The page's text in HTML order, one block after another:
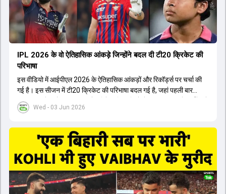
Wed - 03 Jun 2026
IPL 2026 के वो ऐतिहासिक आंकड़े जिन्होंने बदल दी टी20 क्रिकेट की
परिभाषा
इस वीडियो में आईपीएल 2026 के ऐतिहासिक आंकड़ों और रिकॉर्ड्स पर चर्चा की
गई है। इस सीजन में टी20 क्रिकेट की परिभाषा बदल गई है, जहां पहली बार
भारतीय बल्लेबाजों का स्ट्राइक रेट विदेशी खिलाड़ियों से ज्यादा रहा। पूरे टूर्नामेंट में
1426 छक्के लगे और 65 बार टीमों ने 200 से ज्यादा का स्कोर बनाया, जो एक
स्ट्राइक रेट के साथ मोस्ट वैल्युएबल प्लेयर का खिताब जीता। इसके अलावा पंजाब
और बेंगलुरु के प्रदर्शन के साथ-साथ लक्ष्य का पीछा करने वाली टीमों की सफलता
के आंकड़ों का भी विश्लेषण किया गया है।